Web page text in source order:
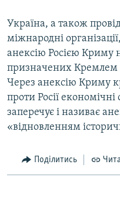
Україна, а також
міжнародні
анексію Росією Криму
призначених Кремлем
Через анексію Криму
проти Росії
заперечує і називає
«відновленням
Поділитись